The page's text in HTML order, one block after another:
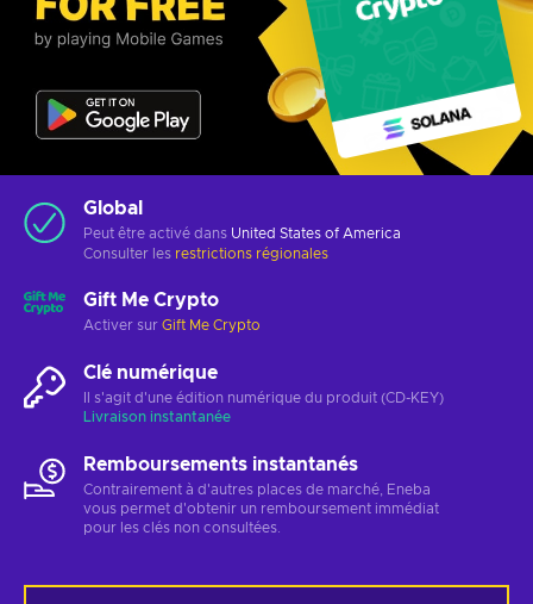
Global
Peut être activé dans United States of America
Consulter les restrictions régionales
Gift Me Crypto
Activer sur Gift Me Crypto
Clé numérique
Il s'agit d'une édition numérique du produit (CD-KEY)
Livraison instantanée
Remboursements instantanés
Contrairement à d'autres places de marché, Eneba
vous permet d'obtenir un remboursement immédiat
pour les clés non consultées.